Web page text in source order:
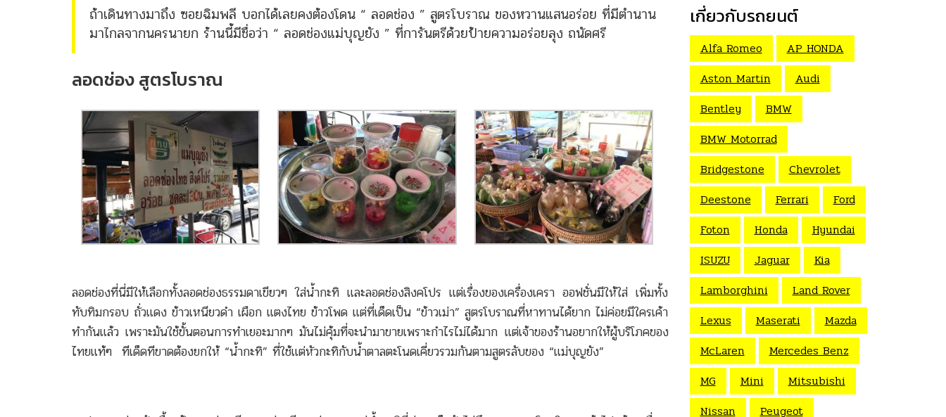
ถ้าเดินทางมาถึง ซอยฉิมพลี บอกได้เลยคงต้องโดน “ ลอดช่อง ” สูตรโบราณ ของหวานแสนอร่อย ที่มีตำนาน
มาไกลจากนครนายก ร้านนี้มีชื่อว่า “ ลอดช่องแม่บุญยัง ” ที่การันตรีด้วยป้ายความอร่อยลุง ถนัดศรี
ลอดช่อง สูตรโบราณ
ลอดช่องที่นี่มีให้เลือกทั้งลอดช่องธรรมดาเขียวๆ ใส่น้ำกะทิ และลอดช่องสิงคโปร แต่เรื่องของเครื่องเครา ออฟชั่นมีให้ใส่ เพิ่มทั้ง
ทับทิมกรอบ ถั่วแดง ข้าวเหนียวดำ เผือก แตงไทย ข้าวโพด แต่ที่เด็ดเป็น “ข้าวเม่า” สูตรโบราณที่หาทานได้ยาก ไม่ค่อยมีใครเค้า
ทำกันแล้ว เพราะมันใช้ขั้นตอนการทำเยอะมากๆ มันไม่คุ้มที่จะนำมาขายเพราะกำไรไม่ได้มาก แต่เจ้าของร้านอยากให้ผู้บริโภคของ
ไทยแท้ๆ ทีเด็ดทีขาดต้องยกให้ “น้ำกะทิ” ที่ใช้แต่หัวกะทิกับน้ำตาลตะโนดเคี่ยวรวมกันตามสูตรลับของ “แม่บุญยัง”
เกี่ยวกับรถยนต์
Alfa Romeo
AP HONDA
Aston Martin
Audi
Bentley
BMW
BMW Motorrad
Bridgestone
Chevrolet
Deestone
Ferrari
Ford
Foton
Honda
Hyundai
ISUZU
Jaguar
Kia
Lamborghini
Land Rover
Lexus
Maserati
Mazda
McLaren
Mercedes Benz
MG
Mini
Mitsubishi
Nissan
Peugeot